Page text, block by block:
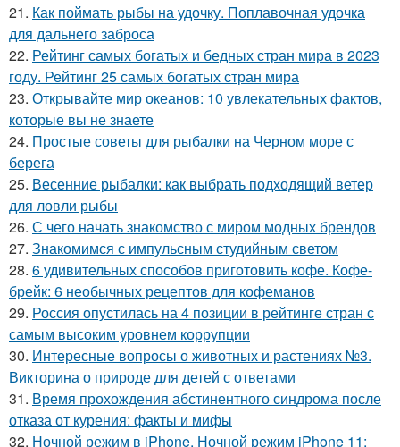
21. Как поймать рыбы на удочку. Поплавочная удочка
для дальнего заброса
22. Рейтинг самых богатых и бедных стран мира в 2023
году. Рейтинг 25 самых богатых стран мира
23. Открывайте мир океанов: 10 увлекательных фактов,
которые вы не знаете
24. Простые советы для рыбалки на Черном море с
берега
25. Весенние рыбалки: как выбрать подходящий ветер
для ловли рыбы
26. С чего начать знакомство с миром модных брендов
27. Знакомимся с импульсным студийным светом
28. 6 удивительных способов приготовить кофе. Кофе-
брейк: 6 необычных рецептов для кофеманов
29. Россия опустилась на 4 позиции в рейтинге стран с
самым высоким уровнем коррупции
30. Интересные вопросы о животных и растениях №3.
Викторина о природе для детей с ответами
31. Время прохождения абстинентного синдрома после
отказа от курения: факты и мифы
32. Ночной режим в iPhone. Ночной режим iPhone 11: